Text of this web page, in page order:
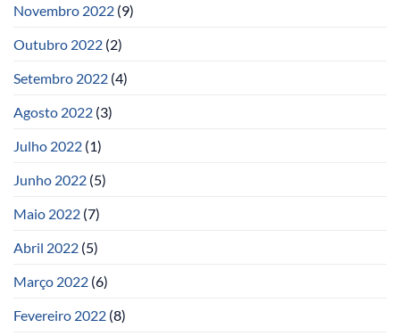
Novembro 2022 (9)
Outubro 2022 (2)
Setembro 2022 (4)
Agosto 2022 (3)
Julho 2022 (1)
Junho 2022 (5)
Maio 2022 (7)
Abril 2022 (5)
Março 2022 (6)
Fevereiro 2022 (8)